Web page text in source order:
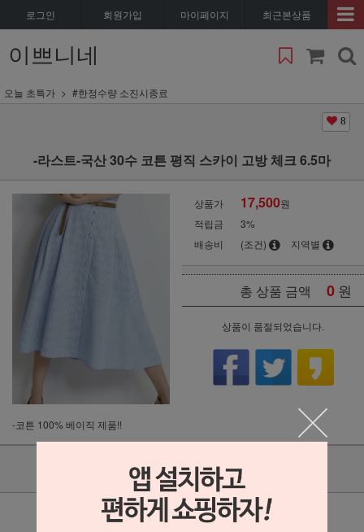
로그인 회원가입 마이페이지 최근본상품
이쁘니네
오늘 초특가 #한정수량 소진시종료
8
-라스트-국산 30수 코튼 평직 스카이 고방 체크 6.5마
-코튼 100% 베이직 제품!!
상품가 17,500원
적립금
3%
배송비
(조건) 지역별
총 상품 금액 0 원
상품이 품절되었습니다.
상품리뷰(1)